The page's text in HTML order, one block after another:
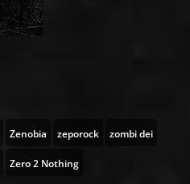
Zenobia zeporock zombi dei
Zero 2 Nothing